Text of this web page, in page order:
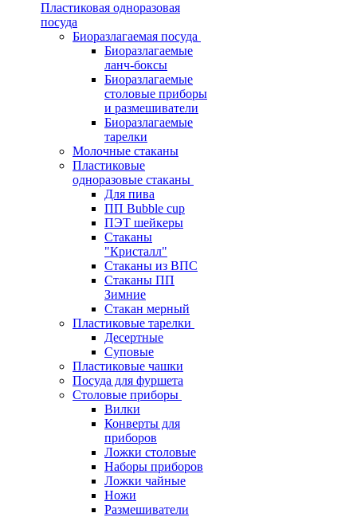
Пластиковая одноразовая
посуда
Биоразлагаемая посуда
Биоразлагаемые
ланч-боксы
Биоразлагаемые
столовые приборы
и размешиватели
Биоразлагаемые
тарелки
Молочные стаканы
Пластиковые
одноразовые стаканы
Для пива
ПП Bubble cup
ПЭТ шейкеры
Стаканы
"Кристалл"
Стаканы из ВПС
Стаканы ПП
Зимние
Стакан мерный
Пластиковые тарелки
Десертные
Суповые
Пластиковые чашки
Посуда для фуршета
Столовые приборы
Вилки
Конверты для
приборов
Ложки столовые
Наборы приборов
Ложки чайные
Ножи
Размешиватели